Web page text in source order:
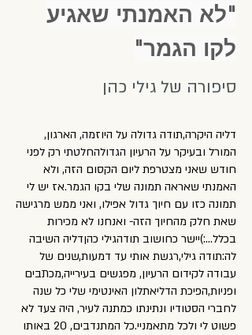
"לא האמנתי שאגיע
לקו הגמר"
סיפורה של גילי כהן
דליה היקרה,תודה גדולה על היוזמה, הארגון,
המורל ובעיקר על הרעיון הגדולהחלטתי רק לפני
חודש שאני מצטרפת ליום הקסום הזה, ולא
האמנתי שאראה תמונה שלי בקו הגמר.אז יש לי
תמונה כזו עם חיוך גדול אפילו, ואני ממש מרגישה
שאת חלק מהחיוך הזה- ואנחנו לא מכירות
בכלל…:)יישר כחושוב תודהגילי כהןדליה השיבה
לה:תודה גילי,רגשת אותי עד דמעות,שנים של
עבודה לקידום הרעיון, מפגשים בעירייה,מכתבים
ופניות,הפיכת הדליאתלון האינטימי שלי כל שנה
לחברי הסטודיו ונתינתו כמתנה לעיר, היה צעד לא
פשוט לי ולכל מתאמניי.כל המתנדבים, 20 באותו